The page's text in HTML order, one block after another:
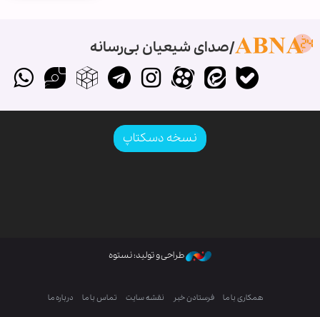
صدای شیعیان بی‌رسانه
نسخه دسکتاپ
طراحی و تولید: نستوه
همکاری با ما فرستادن خبر نقشه سایت تماس با ما درباره ما